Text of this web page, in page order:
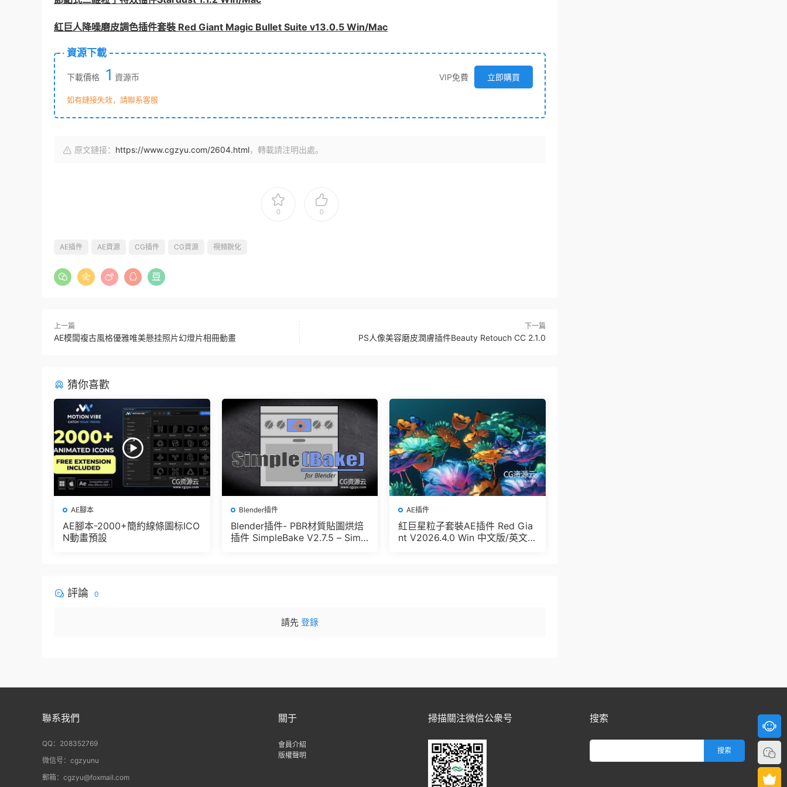
紅巨人降噪磨皮調色插件套裝 Red Giant Magic Bullet Suite v13.0.5 Win/Mac
資源下載
下載價格 1 資源币 VIP免費 立即購買
如有鏈接失效，請聯系客服
原文鏈接： https://www.cgzyu.com/2604.html，轉載請注明出處。
0 0
AE插件 AE資源 CG插件 CG資源 視頻銳化
上一篇
AE模闆複古風格優雅唯美懸挂照片幻燈片相冊動畫
下一篇
PS人像美容磨皮潤膚插件Beauty Retouch CC 2.1.0
猜你喜歡
AE腳本
AE腳本-2000+簡約線條圖标ICO
N動畫預設
Blender插件
Blender插件- PBR材質貼圖烘焙
插件 SimpleBake V2.7.5 – Simpl
AE插件
紅巨星粒子套裝AE插件 Red Gia
nt V2026.4.0 Win 中文版/英文
評論 0
請先 登錄
聯系我們
QQ：208352769
微信号：cgzyunu
郵箱：cgzyu@foxmail.com
關于
會員介紹
版權聲明
掃描關注微信公衆号 搜索